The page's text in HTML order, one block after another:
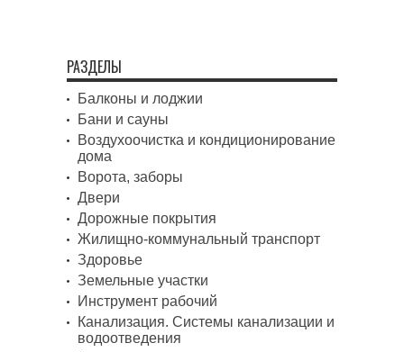
РАЗДЕЛЫ
Балконы и лоджии
Бани и сауны
Воздухоочистка и кондиционирование
дома
Ворота, заборы
Двери
Дорожные покрытия
Жилищно-коммунальный транспорт
Здоровье
Земельные участки
Инструмент рабочий
Канализация. Системы канализации и
водоотведения